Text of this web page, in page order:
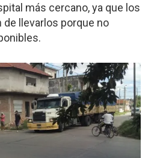
más cercano, ya que los
llevarlos porque no